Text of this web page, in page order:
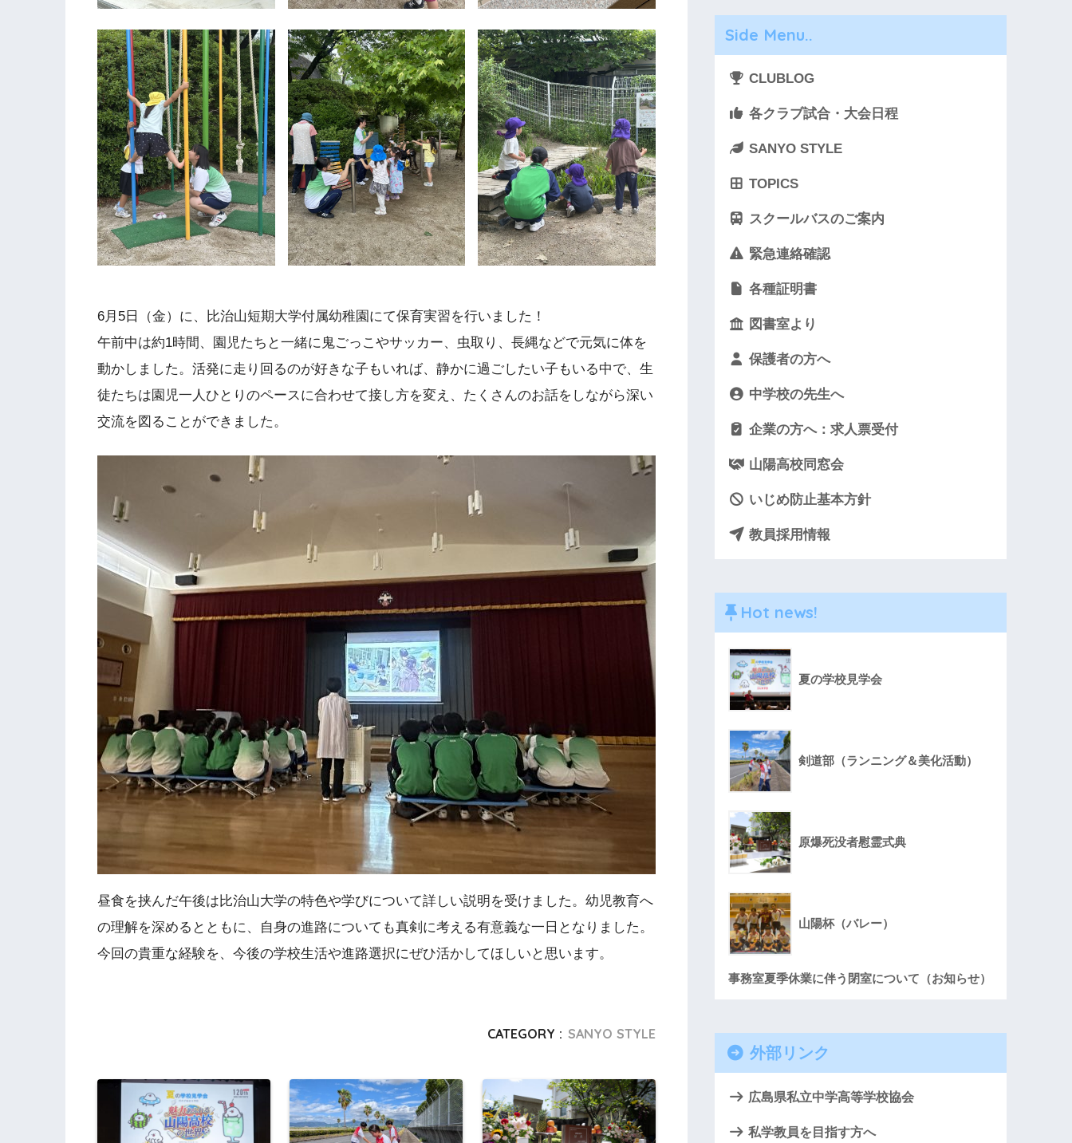
6月5日（金）に、比治山短期大学付属幼稚園にて保育実習を行いました！
午前中は約1時間、園児たちと一緒に鬼ごっこやサッカー、虫取り、長縄などで元気に体を
動かしました。活発に走り回るのが好きな子もいれば、静かに過ごしたい子もいる中で、生
徒たちは園児一人ひとりのペースに合わせて接し方を変え、たくさんのお話をしながら深い
交流を図ることができました。
昼食を挟んだ午後は比治山大学の特色や学びについて詳しい説明を受けました。幼児教育へ
の理解を深めるとともに、自身の進路についても真剣に考える有意義な一日となりました。
今回の貴重な経験を、今後の学校生活や進路選択にぜひ活かしてほしいと思います。
CATEGORY : SANYO STYLE
Side Menu..
CLUBLOG
各クラブ試合・大会日程
SANYO STYLE
TOPICS
スクールバスのご案内
緊急連絡確認
各種証明書
図書室より
保護者の方へ
中学校の先生へ
企業の方へ：求人票受付
山陽高校同窓会
いじめ防止基本方針
教員採用情報
Hot news!
夏の学校見学会
剣道部（ランニング＆美化活動）
原爆死没者慰霊式典
山陽杯（バレー）
事務室夏季休業に伴う閉室について（お知らせ）
外部リンク
広島県私立中学高等学校協会
私学教員を目指す方へ